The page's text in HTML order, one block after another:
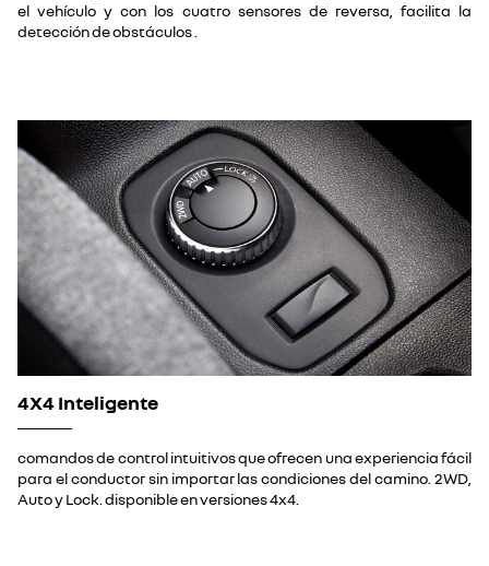
el vehículo y con los cuatro sensores de reversa, facilita la
detección de obstáculos .
4X4 Inteligente
comandos de control intuitivos que ofrecen una experiencia fácil
para el conductor sin importar las condiciones del camino. 2WD,
Auto y Lock. disponible en versiones 4x4.